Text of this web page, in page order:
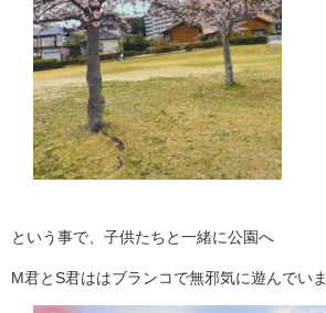
という事で、子供たちと一緒に公園へ
M君とS君ははブランコで無邪気に遊んでい